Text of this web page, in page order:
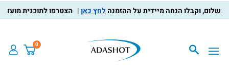
לחץ כאן הצטרפו לתוכנית מועדון
0